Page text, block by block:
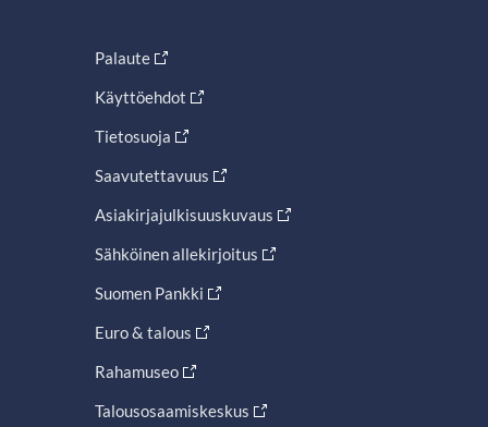
Palaute
Käyttöehdot
Tietosuoja
Saavutettavuus
Asiakirjajulkisuuskuvaus
Sähköinen allekirjoitus
Suomen Pankki
Euro & talous
Rahamuseo
Talousosaamiskeskus